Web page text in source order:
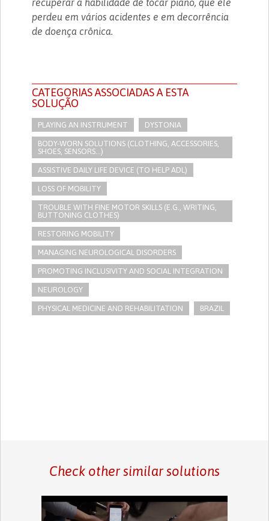
recuperar a habilidade de tocar piano, que ele
perdeu em vários acidentes e em decorrência
de doença crônica.
CATEGORIAS ASSOCIADAS A ESTA
SOLUÇÃO
PLAYING AN INSTRUMENT DYSTONIA
BODY-WORN SOLUTIONS (CLOTHING, ACCESSORIES,
SHOES, SENSORS...)
ASSISTIVE DAILY LIFE DEVICE (TO HELP ADL)
LOSS OF MOBILITY
TROUBLE WITH FINE MOTOR SKILLS (E.G., WRITING,
BUTTONING CLOTHES)
RESTORING MOBILITY
MANAGING NEUROLOGICAL DISORDERS
PROMOTING INCLUSIVITY AND SOCIAL INTEGRATION
NEUROLOGY
PHYSICAL MEDICINE AND REHABILITATION BRAZIL
Check other similar solutions